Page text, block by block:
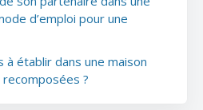
d’emploi pour une
établir dans une maison
?